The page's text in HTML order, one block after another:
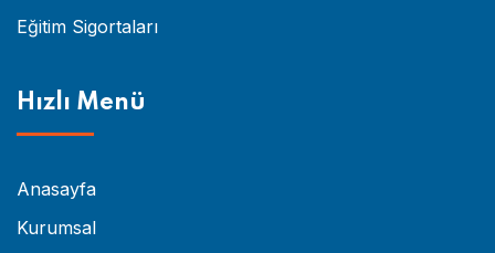
Eğitim Sigortaları
Hızlı Menü
Anasayfa
Kurumsal